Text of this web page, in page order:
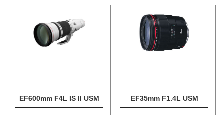
EF600mm F4L IS II USM EF35mm F1.4L USM